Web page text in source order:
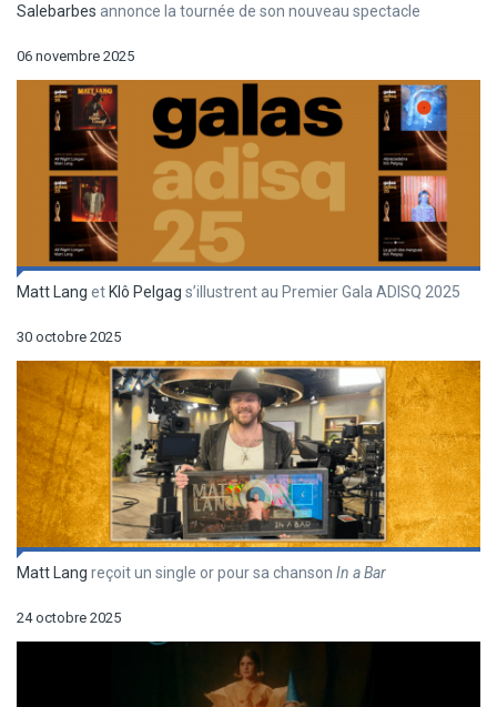
Salebarbes annonce la tournée de son nouveau spectacle
06 novembre 2025
Matt Lang et Klô Pelgag s’illustrent au Premier Gala ADISQ 2025
30 octobre 2025
Matt Lang reçoit un single or pour sa chanson In a Bar
24 octobre 2025